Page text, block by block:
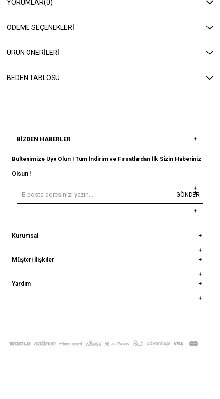
YORUMLAR(0)
ÖDEME SEÇENEKLERI
ÜRÜN ÖNERILERI
BEDEN TABLOSU
BIZDEN HABERLER
Bültenimize Üye Olun ! Tüm İndirim ve Fırsatlardan İlk Sizin Haberiniz
Olsun !
GÖNDER
Kurumsal
Müşteri İlişkileri
Yardım